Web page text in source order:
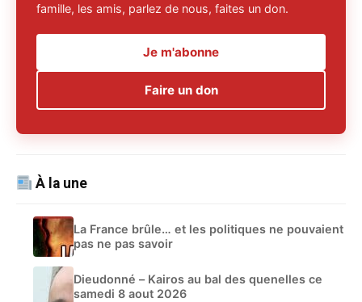
famille, les amis, parlez de nous, faites un don.
Je m'abonne
Faire un don
À la une
La France brûle… et les politiques ne pouvaient
pas ne pas savoir
Dieudonné – Kairos au bal des quenelles ce
samedi 8 aout 2026